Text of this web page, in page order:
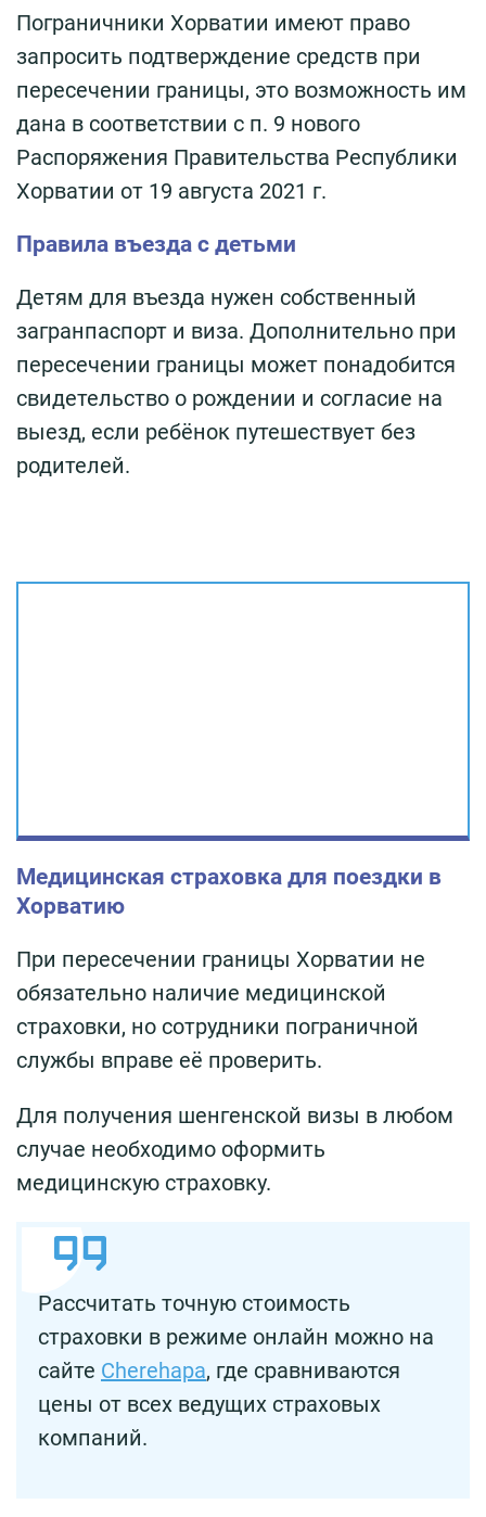
Пограничники Хорватии имеют право
запросить подтверждение средств при
пересечении границы, это возможность им
дана в соответствии с п. 9 нового
Распоряжения Правительства Республики
Хорватии от 19 августа 2021 г.
Правила въезда с детьми
Детям для въезда нужен собственный
загранпаспорт и виза. Дополнительно при
пересечении границы может понадобится
свидетельство о рождении и согласие на
выезд, если ребёнок путешествует без
родителей.
Медицинская страховка для поездки в
Хорватию
При пересечении границы Хорватии не
обязательно наличие медицинской
страховки, но сотрудники пограничной
службы вправе её проверить.
Для получения шенгенской визы в любом
случае необходимо оформить
медицинскую страховку.
Рассчитать точную стоимость
страховки в режиме онлайн можно на
сайте Сherehapa, где сравниваются
цены от всех ведущих страховых
компаний.